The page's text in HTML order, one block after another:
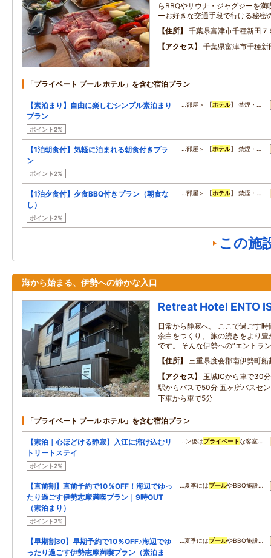
らBBQやサウナ・ジャグジーを
ーお好きな交通手段で行ける秘密
住所
千葉県富津市千種新田７
アクセス
千葉県富津市千種
「プライベート プール ホテル」を含む宿泊プラン
【素泊まり】自由に楽しむシンプル素泊まり
プラン
ポイント2%
…部屋＞ 【ホテル】 禁煙・…
【1泊朝食付】気軽に泊まれる朝食付きプラ
ン
ポイント2%
…部屋＞ 【ホテル】 禁煙・…
【1泊夕食付】夕食BBQ付きプラン（朝食な
し）
ポイント2%
…部屋＞ 【ホテル】 禁煙・…
この施
海から始まる、伊勢への静かな入口
Retreat Hotel ENTO
日常から静寂へ。 ここで過ごす
余白をつくり、 旅の続きをより
です。 そんな伊勢への“エントラ
住所
三重県度会郡南伊勢町船
アクセス
玉城ICから車で30
駅からバスで50分 五ヶ所バスセ
下車から車で5分
「プライベート プール ホテル」を含む宿泊プラン
【素泊｜心ほどける静寂】入江に溶け込むリ
トリートステイ
ポイント2%
…ン後はプライベートな客室…
【直前割】直前予約で10％OFF！海辺でゆっ
たり過ごす伊勢志摩満喫プラン｜9時OUT
（素泊まり）
ポイント2%
…夏季にはプールやBBQ施設…
【早期割30】早期予約で10％OFF♪海辺でゆ
ったり過ごす伊勢志摩満喫プラン（素泊ま
…夏季にはプールやBBQ施設…